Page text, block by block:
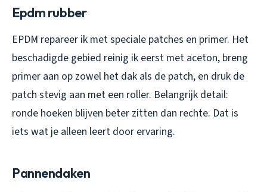
Epdm rubber
EPDM repareer ik met speciale patches en primer. Het
beschadigde gebied reinig ik eerst met aceton, breng
primer aan op zowel het dak als de patch, en druk de
patch stevig aan met een roller. Belangrijk detail:
ronde hoeken blijven beter zitten dan rechte. Dat is
iets wat je alleen leert door ervaring.
Pannendaken